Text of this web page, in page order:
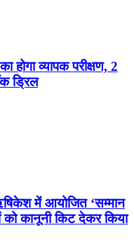
होगा व्यापक परीक्षण, 2
ड्रिल
में आयोजित ‘सम्मान
कानूनी किट देकर किया